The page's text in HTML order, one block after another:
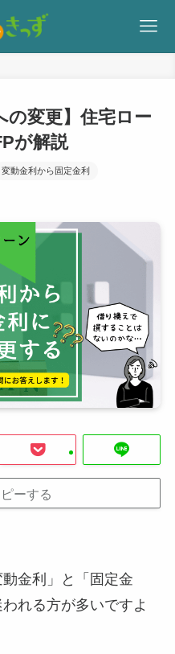
の変更】住宅ロー
が解説
変動金利から固定金利
ーする
金利」と「固定金
れる方が多いですよ